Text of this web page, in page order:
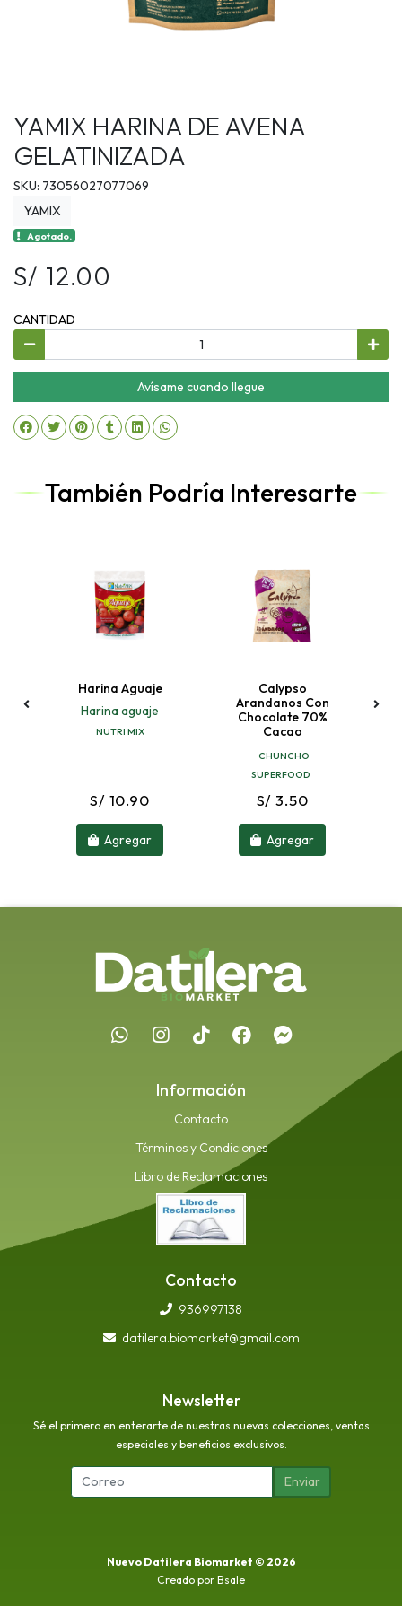
YAMIX HARINA DE AVENA
GELATINIZADA
SKU: 73056027077069
YAMIX
Agotado.
S/ 12.00
CANTIDAD
Avísame cuando llegue
También Podría Interesarte
Harina Aguaje
Harina aguaje
NUTRI MIX
S/ 10.90
Agregar
Calypso
Arandanos Con
Chocolate 70%
Cacao
CHUNCHO
SUPERFOOD
S/ 3.50
Agregar
Información
Contacto
Términos y Condiciones
Libro de Reclamaciones
Contacto
936997138
datilera.biomarket@gmail.com
Newsletter
Sé el primero en enterarte de nuestras nuevas colecciones, ventas
especiales y beneficios exclusivos.
Enviar
Nuevo Datilera Biomarket © 2026
Creado por Bsale